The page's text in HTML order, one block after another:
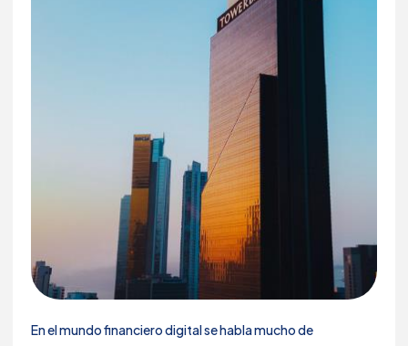
En el mundo financiero digital se habla mucho de